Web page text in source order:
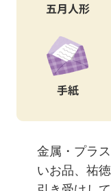
金属・プラ
いお品、祐